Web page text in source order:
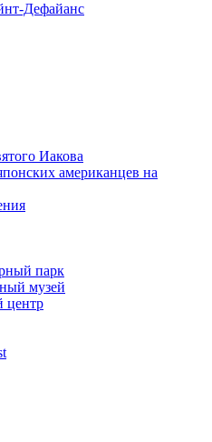
Дефайанс
Иакова
американцев на
парк
музей
центр